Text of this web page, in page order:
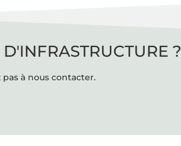
?
à nous contacter.